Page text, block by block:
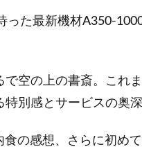
た最新機材A350-
空の上の書斎。これ
別感とサービスの奥
の感想、さらに初め